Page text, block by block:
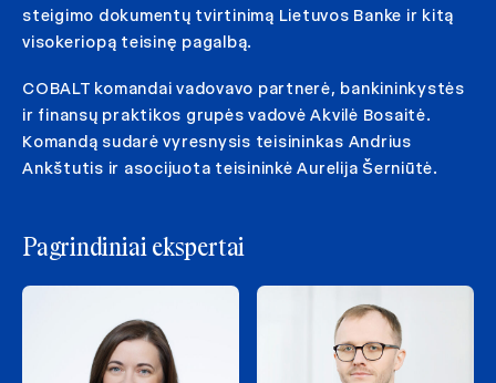
steigimo dokumentų tvirtinimą Lietuvos Banke ir kitą
visokeriopą teisinę pagalbą.
COBALT komandai vadovavo partnerė, bankininkystės
ir finansų praktikos grupės vadovė Akvilė Bosaitė.
Komandą sudarė vyresnysis teisininkas Andrius
Ankštutis ir asocijuota teisininkė Aurelija Šerniūtė.
Pagrindiniai ekspertai